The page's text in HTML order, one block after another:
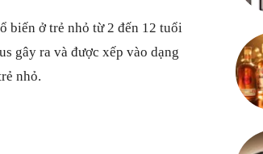
biến ở trẻ nhỏ từ 2 đến 12 tuổi
gây ra và được xếp vào dạng
nhỏ.